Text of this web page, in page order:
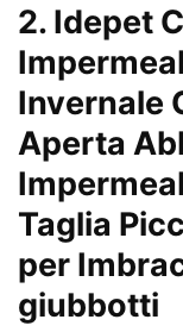
2. Idepet
Invernale
Aperta
Taglia
per
giubbotti